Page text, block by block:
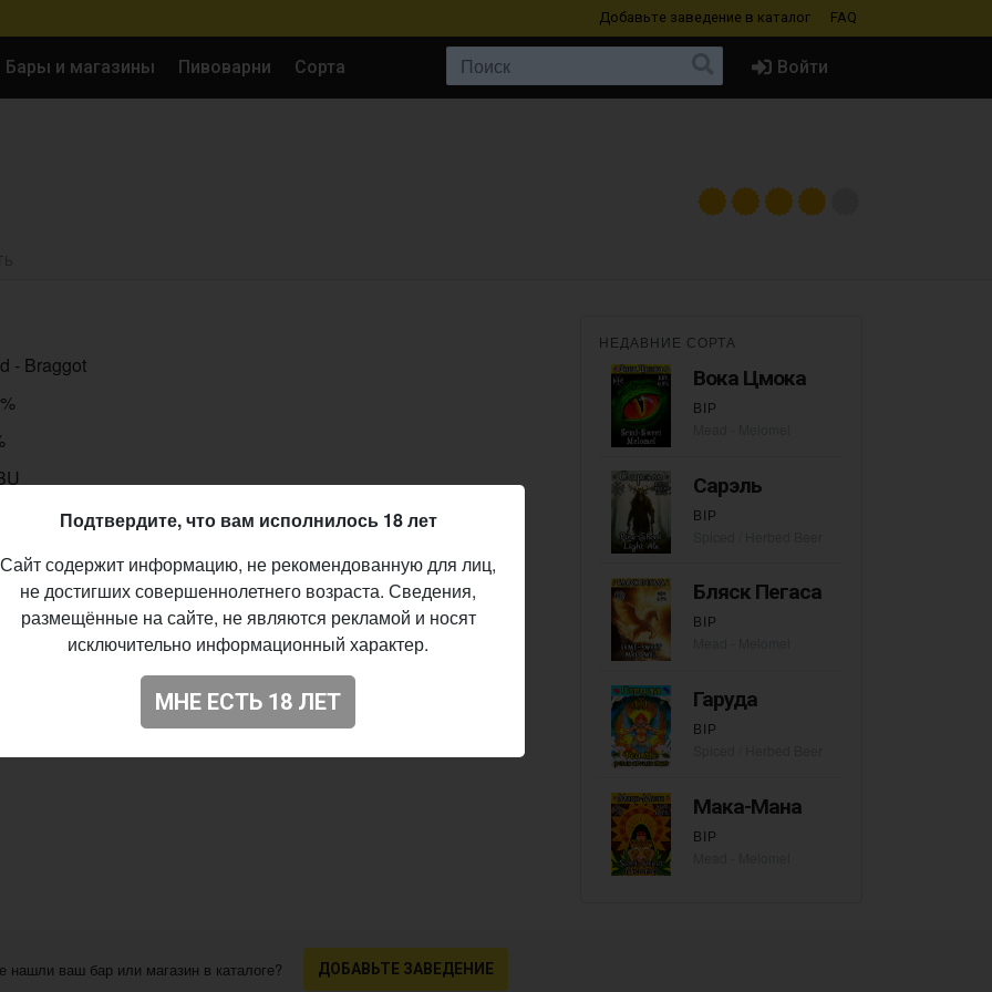
Добавьте заведение в каталог FAQ
Бары и магазины Пивоварни Сорта Войти
- Braggot
НЕДАВНИЕ СОРТА
Вока Цмока
ВІР
Сарэль
ВІР
Бляск Пегаса
ВІР
Гаруда
ВІР
Мака-Мана
ВІР
нашли ваш бар или магазин в каталоге? ДОБАВЬТЕ ЗАВЕДЕНИЕ
Подтвердите, что вам исполнилось 18 лет
Сайт содержит информацию, не рекомендованную для лиц,
не достигших совершеннолетнего возраста. Сведения,
размещённые на сайте, не являются рекламой и носят
исключительно информационный характер.
МНЕ ЕСТЬ 18 ЛЕТ